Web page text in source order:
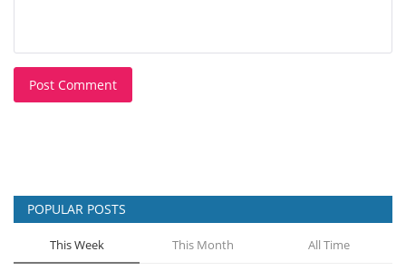
Post Comment
POPULAR POSTS
This Week This Month All Time